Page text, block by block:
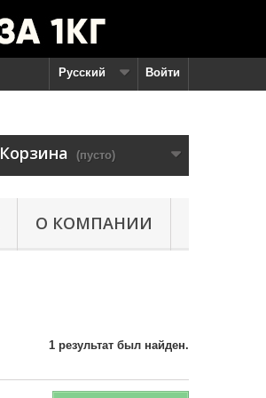
Войти
Русский
Корзина (пусто)
О КОМПАНИИ
1 результат был найден.